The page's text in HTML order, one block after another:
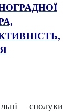
сполуки